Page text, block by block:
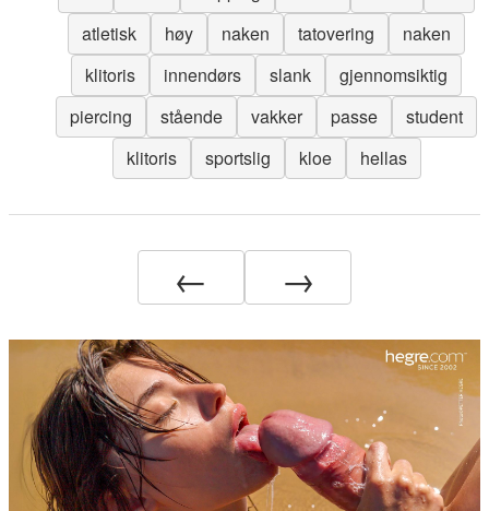
atletisk
høy naken tatovering
naken
klitoris
innendørs slank
gjennomsiktig
piercing
stående vakker passe
student
klitoris
sportslig kloe hellas
← →